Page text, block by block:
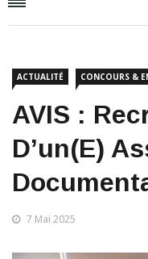
ACTUALITÉ CONCOURS &
AVIS :
D’un(e)
7 Mai 2025